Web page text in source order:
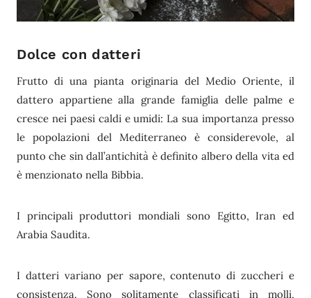
Dolce con datteri
Frutto di una pianta originaria del Medio Oriente, il
dattero appartiene alla grande famiglia delle palme e
cresce nei paesi caldi e umidi: La sua importanza presso
le popolazioni del Mediterraneo è considerevole, al
punto che sin dall’antichità è definito albero della vita ed
è menzionato nella Bibbia.
I principali produttori mondiali sono Egitto, Iran ed
Arabia Saudita.
I datteri variano per sapore, contenuto di zuccheri e
consistenza. Sono solitamente classificati in molli,